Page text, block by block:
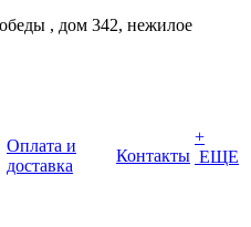
, дом 342, нежилое
Оплата и
доставка
Контакты
+
ЕЩЕ